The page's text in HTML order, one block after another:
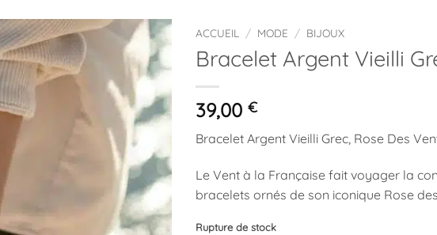
Ajouter
liste
d’envies
ACCUEIL / MODE / BIJOUX
Bracelet Argent Vieilli
39,00 €
Bracelet Argent Vieilli Grec, Rose Des
Le Vent à la Française fait voyager la
bracelets ornés de son iconique Rose
Rupture de stock